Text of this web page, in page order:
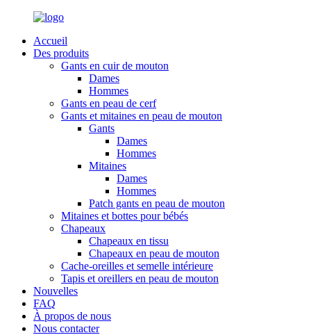
Accueil
Des produits
Gants en cuir de mouton
Dames
Hommes
Gants en peau de cerf
Gants et mitaines en peau de mouton
Gants
Dames
Hommes
Mitaines
Dames
Hommes
Patch gants en peau de mouton
Mitaines et bottes pour bébés
Chapeaux
Chapeaux en tissu
Chapeaux en peau de mouton
Cache-oreilles et semelle intérieure
Tapis et oreillers en peau de mouton
Nouvelles
FAQ
À propos de nous
Nous contacter